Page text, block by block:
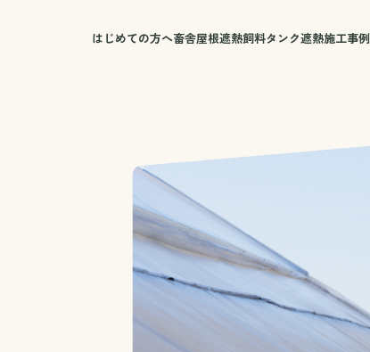
はじめての方へ畜舎屋根遮熱飼料タンク遮熱施工事例